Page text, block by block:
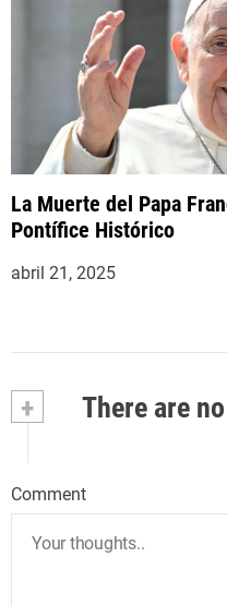
La Muerte del Papa
Pontífice Histórico
abril 21, 2025
+ There are
Comment